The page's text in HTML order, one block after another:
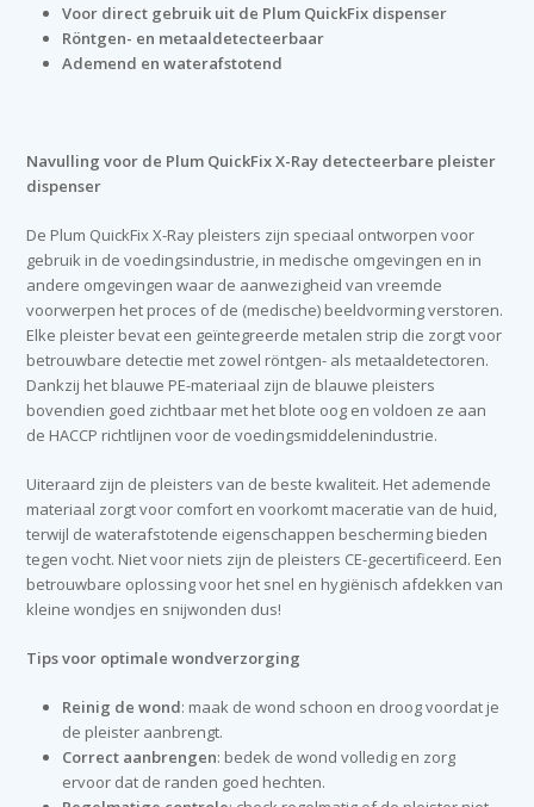
Voor direct gebruik uit de Plum QuickFix dispenser
Röntgen- en metaaldetecteerbaar
Ademend en waterafstotend
Navulling voor de Plum QuickFix X-Ray detecteerbare pleister
dispenser
De Plum QuickFix X-Ray pleisters zijn speciaal ontworpen voor
gebruik in de voedingsindustrie, in medische omgevingen en in
andere omgevingen waar de aanwezigheid van vreemde
voorwerpen het proces of de (medische) beeldvorming verstoren.
Elke pleister bevat een geïntegreerde metalen strip die zorgt voor
betrouwbare detectie met zowel röntgen- als metaaldetectoren.
Dankzij het blauwe PE-materiaal zijn de blauwe pleisters
bovendien goed zichtbaar met het blote oog en voldoen ze aan
de HACCP richtlijnen voor de voedingsmiddelenindustrie.
Uiteraard zijn de pleisters van de beste kwaliteit. Het ademende
materiaal zorgt voor comfort en voorkomt maceratie van de huid,
terwijl de waterafstotende eigenschappen bescherming bieden
tegen vocht. Niet voor niets zijn de pleisters CE-gecertificeerd. Een
betrouwbare oplossing voor het snel en hygiënisch afdekken van
kleine wondjes en snijwonden dus!
Tips voor optimale wondverzorging
Reinig de wond: maak de wond schoon en droog voordat je
de pleister aanbrengt.
Correct aanbrengen: bedek de wond volledig en zorg
ervoor dat de randen goed hechten.